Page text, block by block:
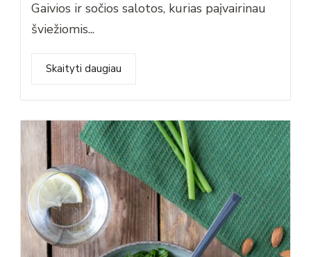
Gaivios ir sočios salotos, kurias paįvairinau
šviežiomis...
Skaityti daugiau